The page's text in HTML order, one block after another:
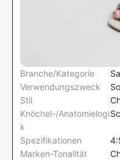
Branche/Kategorie
Verwendungszweck
Stil
Knöchel-/Anatomielogi
k
Spezifikationen
Marken-Tonalität